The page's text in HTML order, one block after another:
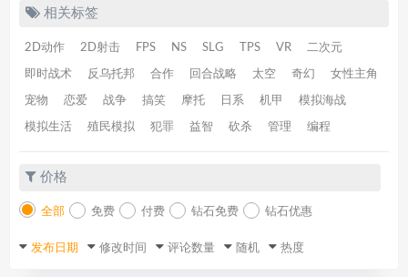
相关标签
2D动作 2D射击 FPS NS SLG TPS VR 二次元
即时战术 反乌托邦 合作 回合战略 太空 奇幻 女性主角
宠物 恋爱 战争 搞笑 摩托 日系 机甲 模拟海战
模拟生活 殖民模拟 犯罪 益智 砍杀 管理 编程
价格
全部 免费 付费 钻石免费 钻石优惠
发布日期 修改时间 评论数量 随机 热度